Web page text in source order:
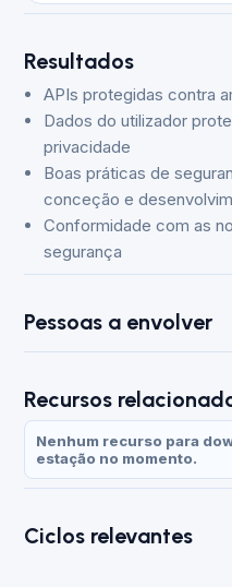
Resultados
APIs protegidas contra
Dados do utilizador
privacidade
Boas práticas de
conceção e
Conformidade com as
segurança
Pessoas a envolver
Recursos
Nenhum recurso para
estação no momento.
Ciclos relevantes